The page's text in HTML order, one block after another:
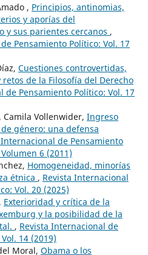
, Principios, antinomias,
y aporías del
y sus parientes cercanos ,
Pensamiento Político: Vol. 17
Cuestiones controvertidas,
de la Filosofía del Derecho
de Pensamiento Político: Vol. 17
Camila Vollenwider, Ingreso
género: una defensa
Internacional de Pensamiento
6 (2011)
Homogeneidad, minorías
étnica , Revista Internacional
Vol. 20 (2025)
Exterioridad y crítica de la
y la posibilidad de la
, Revista Internacional de
14 (2019)
Moral, Obama o los